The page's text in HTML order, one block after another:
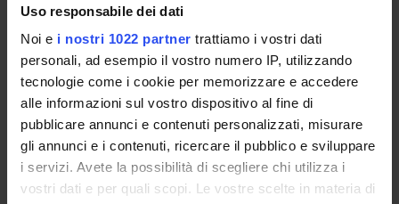
Uso responsabile dei dati
Noi e i nostri 1022 partner trattiamo i vostri dati
personali, ad esempio il vostro numero IP, utilizzando
tecnologie come i cookie per memorizzare e accedere
alle informazioni sul vostro dispositivo al fine di
pubblicare annunci e contenuti personalizzati, misurare
gli annunci e i contenuti, ricercare il pubblico e sviluppare
i servizi. Avete la possibilità di scegliere chi utilizza i
vostri dati e per quali scopi. Le vostre scelte in materia di
Funds:assigned and managed by the department
PROJECT PARTICIPANTS
Matteo Ballottari
Full Professor
Nico Betterle